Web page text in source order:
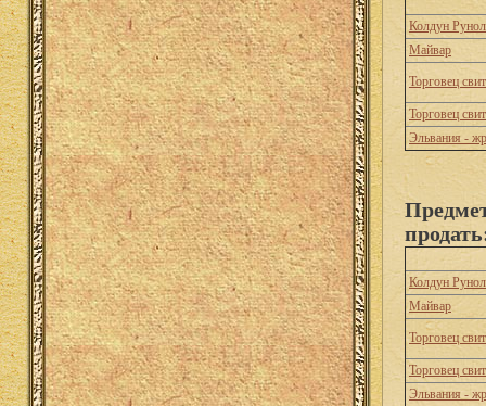
Колдун
Майвар
Торговец
Торговец
Эльвания -
Колдун
Майвар
Торговец
Торговец
Эльвания -